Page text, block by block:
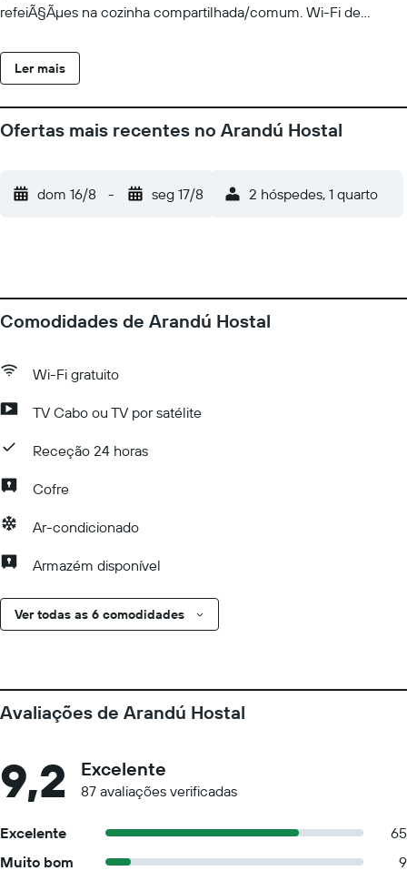
refeiÃ§Ãµes na cozinha compartilhada/comum. Wi-Fi de
comodidades incluem ventiladores de teto e o serviÃ§o de
arrumaÃ§Ã£o nos quartos Ã fornecido diariamente.
desfrute de comodidades como Wi-Fi de cortesia.
Ler mais
Ofertas mais recentes no Arandú Hostal
dom 16/8 - seg 17/8 2 hóspedes, 1 quarto
Comodidades de Arandú Hostal
Wi-Fi gratuito
TV Cabo ou TV por satélite
Receção 24 horas
Cofre
Ar-condicionado
Armazém disponível
Ver todas as 6 comodidades
Avaliações de Arandú Hostal
9,2 Excelente
87 avaliações verificadas
Excelente
65
Muito bom
9